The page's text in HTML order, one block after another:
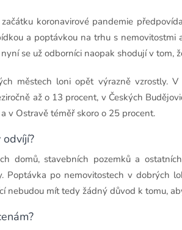
koronavirové pandemie
a poptávkou na trhu s nemovitostmi
se už odborníci naopak shodují v tom,
městech loni opět výrazně vzrostly.
až o 13 procent, v Českých
v Ostravě téměř skoro o 25 procent.
odvíjí?
domů, stavebních pozemků a
Poptávka po nemovitostech v dobrých
nebudou mít tedy žádný důvod k tomu,